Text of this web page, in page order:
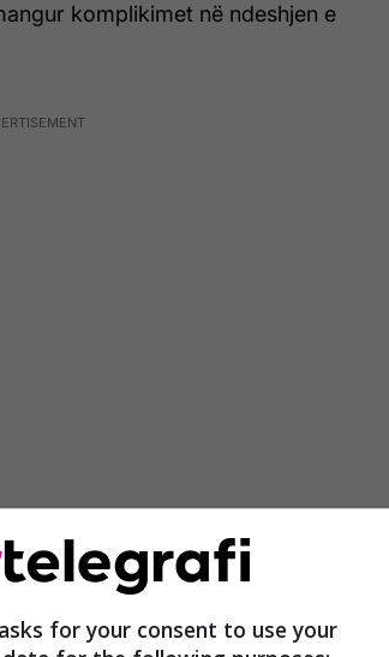
komplikimet në ndeshjen e
i madh për sfidën në “Wanda
intensiteti i Atletico Madridit
vështirë. Për këtë arsye,
të hapur para udhëtimit
for your consent to use your